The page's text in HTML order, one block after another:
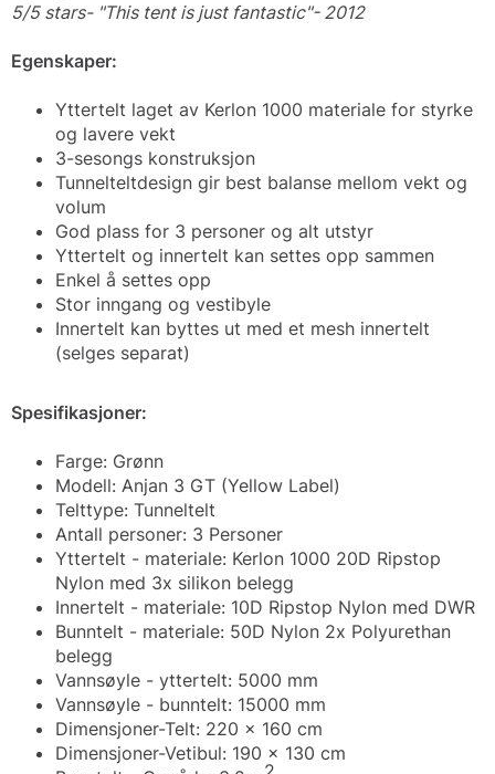
5/5 stars- "This tent is just fantastic"- 2012
Egenskaper:
Yttertelt laget av Kerlon 1000 materiale for styrke
og lavere vekt
3-sesongs konstruksjon
Tunnelteltdesign gir best balanse mellom vekt og
volum
God plass for 3 personer og alt utstyr
Yttertelt og innertelt kan settes opp sammen
Enkel å settes opp
Stor inngang og vestibyle
Innertelt kan byttes ut med et mesh innertelt
(selges separat)
Spesifikasjoner:
Farge: Grønn
Modell: Anjan 3 GT (Yellow Label)
Telttype: Tunneltelt
Antall personer: 3 Personer
Yttertelt - materiale: Kerlon 1000 20D Ripstop
Nylon med 3x silikon belegg
Innertelt - materiale: 10D Ripstop Nylon med DWR
Bunntelt - materiale: 50D Nylon 2x Polyurethan
belegg
Vannsøyle - yttertelt: 5000 mm
Vannsøyle - bunntelt: 15000 mm
Dimensjoner-Telt: 220 x 160 cm
Dimensjoner-Vetibul: 190 x 130 cm